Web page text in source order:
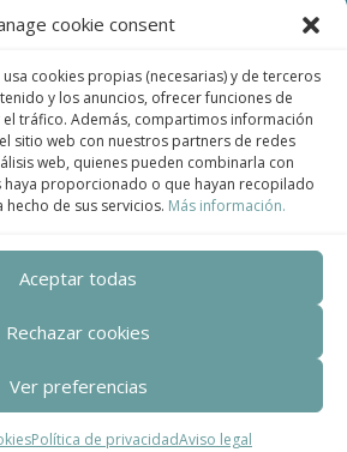
cookie consent
usa cookies propias (necesarias) y de terceros
y los anuncios, ofrecer funciones de
el tráfico. Además, compartimos información
sitio web con nuestros partners de redes
web, quienes pueden combinarla con
proporcionado o que hayan recopilado
de sus servicios. Más información.
Aceptar todas
Rechazar cookies
Ver preferencias
Política de privacidadAviso legal